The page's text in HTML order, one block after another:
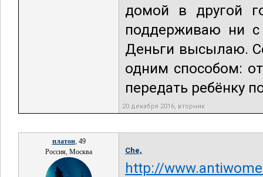
домой в другой
поддерживаю ни
Деньги высылаю.
одним способом:
передать ребёнку
20 декабря 2016, вторник
платон, 49
Россия, Москва
Che,
http://